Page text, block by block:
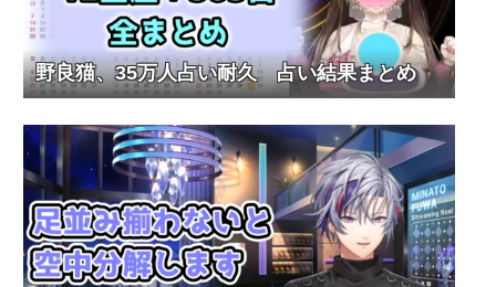
野良猫、35万人占い耐久 占い結果まとめ